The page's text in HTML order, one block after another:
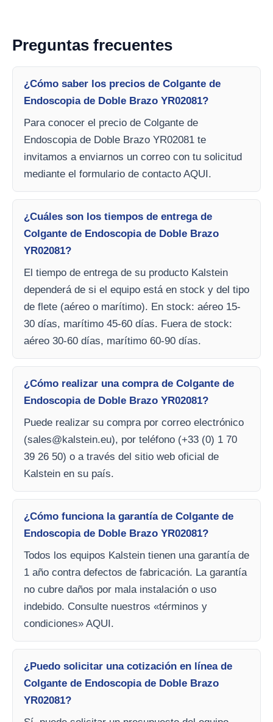
Preguntas frecuentes
¿Cómo saber los precios de Colgante de
Endoscopia de Doble Brazo YR02081?
Para conocer el precio de Colgante de
Endoscopia de Doble Brazo YR02081 te
invitamos a enviarnos un correo con tu solicitud
mediante el formulario de contacto AQUI.
¿Cuáles son los tiempos de entrega de
Colgante de Endoscopia de Doble Brazo
YR02081?
El tiempo de entrega de su producto Kalstein
dependerá de si el equipo está en stock y del tipo
de flete (aéreo o marítimo). En stock: aéreo 15-
30 días, marítimo 45-60 días. Fuera de stock:
aéreo 30-60 días, marítimo 60-90 días.
¿Cómo realizar una compra de Colgante de
Endoscopia de Doble Brazo YR02081?
Puede realizar su compra por correo electrónico
(sales@kalstein.eu), por teléfono (+33 (0) 1 70
39 26 50) o a través del sitio web oficial de
Kalstein en su país.
¿Cómo funciona la garantía de Colgante de
Endoscopia de Doble Brazo YR02081?
Todos los equipos Kalstein tienen una garantía de
1 año contra defectos de fabricación. La garantía
no cubre daños por mala instalación o uso
indebido. Consulte nuestros «términos y
condiciones» AQUI.
¿Puedo solicitar una cotización en línea de
Colgante de Endoscopia de Doble Brazo
YR02081?